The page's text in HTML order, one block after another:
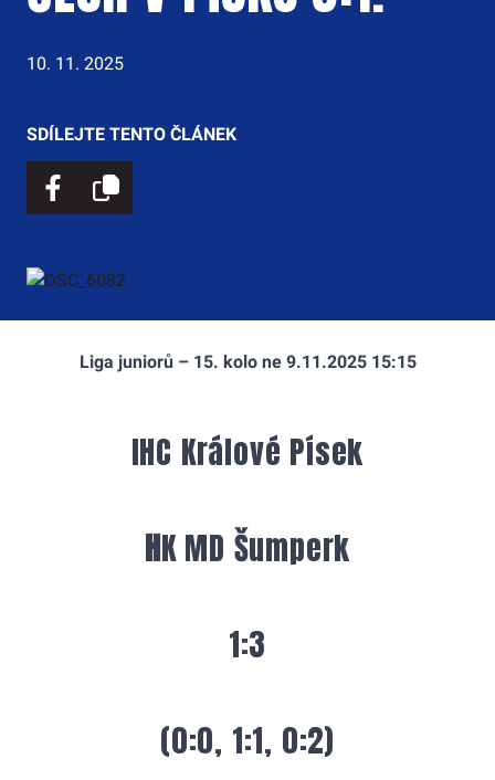
10. 11. 2025
SDÍLEJTE TENTO ČLÁNEK
Liga juniorů – 15. kolo ne 9.11.2025 15:15
IHC Králové Písek
HK MD Šumperk
1:3
(0:0, 1:1, 0:2)